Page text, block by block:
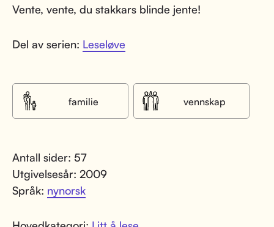
Vente, vente, du stakkars blinde jente!
Del av serien: Leseløve
familie vennskap
Antall sider: 57
Utgivelsesår: 2009
Språk: nynorsk